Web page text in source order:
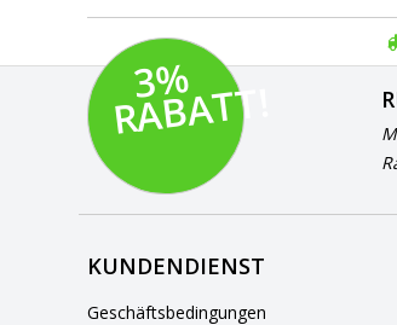
3
%
R
A
B
A
T
T!
KUNDENDIENST
Geschäftsbedingungen